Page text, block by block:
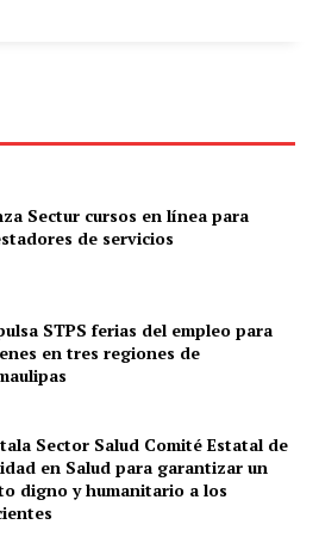
Sectur cursos en línea para
de servicios
STPS ferias del empleo para
en tres regiones de
Sector Salud Comité Estatal de
en Salud para garantizar un
digno y humanitario a los